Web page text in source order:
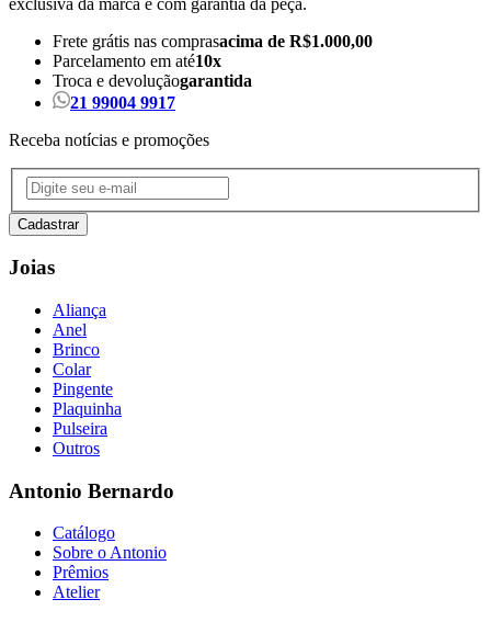
exclusiva da marca e com garantia da peça.
Frete grátis nas comprasacima de R$1.000,00
Parcelamento em até10x
Troca e devoluçãogarantida
21 99004 9917
Receba notícias e promoções
Cadastrar
Joias
Aliança
Anel
Brinco
Colar
Pingente
Plaquinha
Pulseira
Outros
Antonio Bernardo
Catálogo
Sobre o Antonio
Prêmios
Atelier